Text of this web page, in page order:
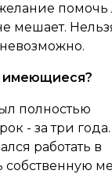
мешает.
имеющиеся?
полностью
- за три
работать в